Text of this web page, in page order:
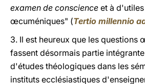
examen de conscience et à
œcuméniques" (Tertio millennio
3. Il est heureux que les questions
fassent désormais partie
d'études théologiques dans les
instituts ecclésiastiques